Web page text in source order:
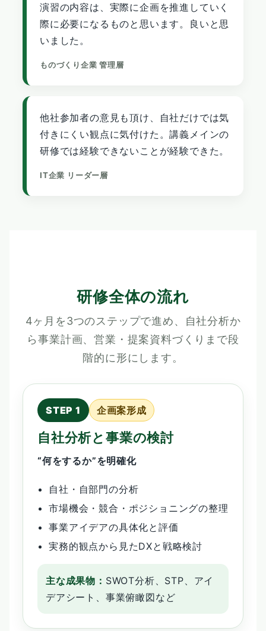
演習の内容は、実際に企画を推進していく
際に必要になるものと思います。良いと思
いました。
ものづくり企業 管理層
他社参加者の意見も頂け、自社だけでは気
付きにくい観点に気付けた。講義メインの
研修では経験できないことが経験できた。
IT企業 リーダー層
研修全体の流れ
4ヶ月を3つのステップで進め、自社分析か
ら事業計画、営業・提案資料づくりまで段
階的に形にします。
企画案形成
自社分析と事業の検討
“何をするか”を明確化
自社・自部門の分析
市場機会・競合・ポジショニングの整理
事業アイデアの具体化と評価
実務的観点から見たDXと戦略検討
主な成果物： SWOT分析、STP、アイ
デアシート、事業俯瞰図など